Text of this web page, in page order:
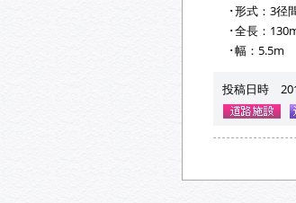
･形式：3径
･全長：
･幅：5.5m
投稿日時